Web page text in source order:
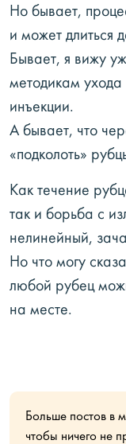
Но бывает,
и может длиться
Бывает, я вижу
методикам ухода
инъекции.
А бывает, что
«подколоть»
Как течение
так и борьба с
нелинейный,
Но что могу
любой рубец
на месте.
Больше постов в
чтобы ничего не